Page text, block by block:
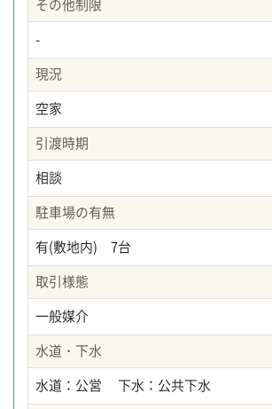
その他制限
-
現況
空家
引渡時期
相談
駐車場の有無
有(敷地内) 7台
取引様態
一般媒介
水道・下水
水道：公営 下水：公共下水